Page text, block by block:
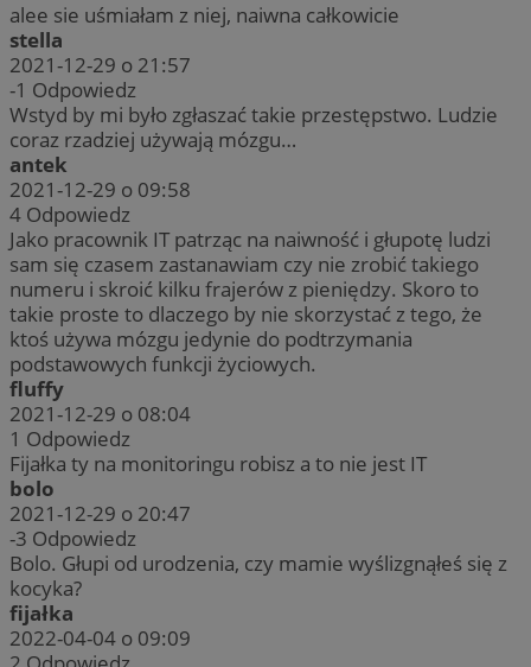
alee sie uśmiałam z niej, naiwna całkowicie
stella
2021-12-29 o 21:57
-1 Odpowiedz
Wstyd by mi było zgłaszać takie przestępstwo. Ludzie
coraz rzadziej używają mózgu…
antek
2021-12-29 o 09:58
4 Odpowiedz
Jako pracownik IT patrząc na naiwność i głupotę ludzi
sam się czasem zastanawiam czy nie zrobić takiego
numeru i skroić kilku frajerów z pieniędzy. Skoro to
takie proste to dlaczego by nie skorzystać z tego, że
ktoś używa mózgu jedynie do podtrzymania
podstawowych funkcji życiowych.
fluffy
2021-12-29 o 08:04
1 Odpowiedz
Fijałka ty na monitoringu robisz a to nie jest IT
bolo
2021-12-29 o 20:47
-3 Odpowiedz
Bolo. Głupi od urodzenia, czy mamie wyślizgnąłeś się z
kocyka?
fijałka
2022-04-04 o 09:09